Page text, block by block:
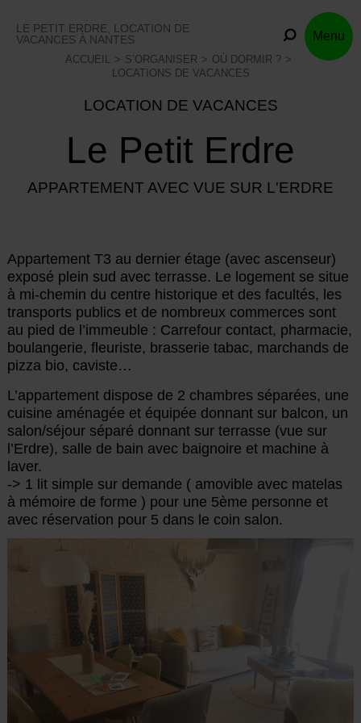
content
LE PETIT ERDRE, LOCATION DE
VACANCES À NANTES
Menu
ACCUEIL S’ORGANISER
OÙ DORMIR ?
LOCATIONS DE VACANCES
LOCATION DE VACANCES
Le Petit Erdre
APPARTEMENT AVEC VUE SUR L'ERDRE
Appartement T3 au dernier étage (avec ascenseur)
exposé plein sud avec terrasse. Le logement se situe
à mi-chemin du centre historique et des facultés, les
transports publics et de nombreux commerces sont
au pied de l’immeuble : Carrefour contact, pharmacie,
boulangerie, fleuriste, brasserie tabac, marchands de
pizza bio, caviste…
L’appartement dispose de 2 chambres séparées, une
cuisine aménagée et équipée donnant sur balcon, un
salon/séjour séparé donnant sur terrasse (vue sur
l’Erdre), salle de bain avec baignoire et machine à
laver.
-> 1 lit simple sur demande ( amovible avec matelas
à mémoire de forme ) pour une 5ème personne et
avec réservation pour 5 dans le coin salon.